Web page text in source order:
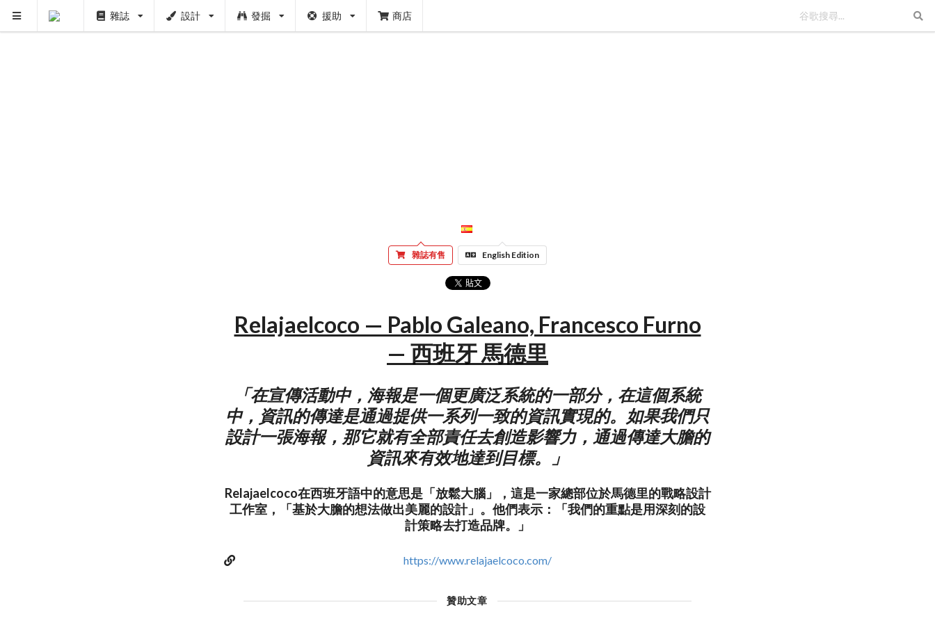
雜誌 設計 發掘 援助 商店
雜誌有售 English Edition
Relajaelcoco — Pablo Galeano, Francesco Furno
— 西班牙 馬德里
「在宣傳活動中，海報是一個更廣泛系統的一部分，在這個系統
中，資訊的傳達是通過提供一系列一致的資訊實現的。如果我們只
設計一張海報，那它就有全部責任去創造影響力，通過傳達大膽的
資訊來有效地達到目標。」
Relajaelcoco在西班牙語中的意思是「放鬆大腦」，這是一家總部位於馬德里的戰略設計
工作室，「基於大膽的想法做出美麗的設計」。他們表示：「我們的重點是用深刻的設
計策略去打造品牌。」
https://www.relajaelcoco.com/
贊助文章